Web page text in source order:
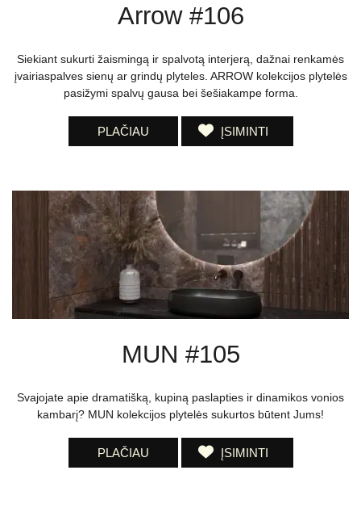
Arrow #106
Siekiant sukurti žaismingą ir spalvotą interjerą, dažnai renkamės
įvairiaspalves sienų ar grindų plyteles. ARROW kolekcijos plytelės
pasižymi spalvų gausa bei šešiakampe forma.
PLAČIAU ĮSIMINTI
MUN #105
Svajojate apie dramatišką, kupiną paslapties ir dinamikos vonios
kambarį? MUN kolekcijos plytelės sukurtos būtent Jums!
PLAČIAU ĮSIMINTI